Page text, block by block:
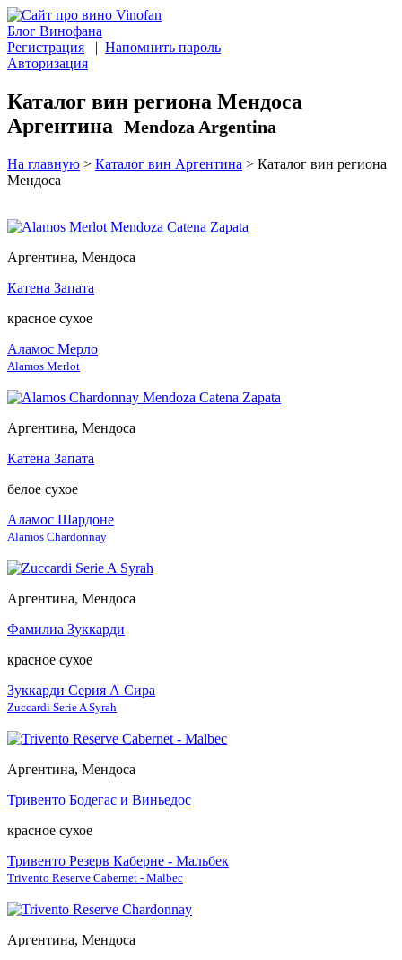
Блог Винофана
Регистрация | Напомнить пароль
Авторизация
Каталог вин региона Мендоса
Аргентина Mendoza Argentina
На главную > Каталог вин Аргентина > Каталог вин региона
Мендоса
Аргентина, Мендоса
Катена Запата
красное сухое
Аламос Мерло
Alamos Merlot
Аргентина, Мендоса
Катена Запата
белое сухое
Аламос Шардоне
Alamos Chardonnay
Аргентина, Мендоса
Фамилиа Зуккарди
красное сухое
Зуккарди Серия А Сира
Zuccardi Serie A Syrah
Аргентина, Мендоса
Тривенто Бодегас и Виньедос
красное сухое
Тривенто Резерв Каберне - Мальбек
Trivento Reserve Cabernet - Malbec
Аргентина, Мендоса